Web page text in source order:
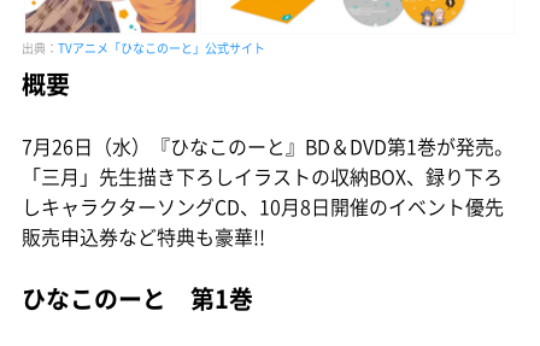
出典： TVアニメ「ひなこのーと」公式サイト
概要
7月26日（水）『ひなこのーと』BD＆DVD第1巻が発売。
「三月」先生描き下ろしイラストの収納BOX、録り下ろ
しキャラクターソングCD、10月8日開催のイベント優先
販売申込券など特典も豪華!!
ひなこのーと 第1巻